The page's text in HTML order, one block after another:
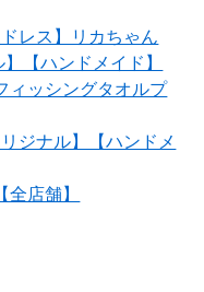
レス】リカちゃん
【ハンドメイド】
ィッシングタオルプ
ジナル】【ハンドメ
全店舗】